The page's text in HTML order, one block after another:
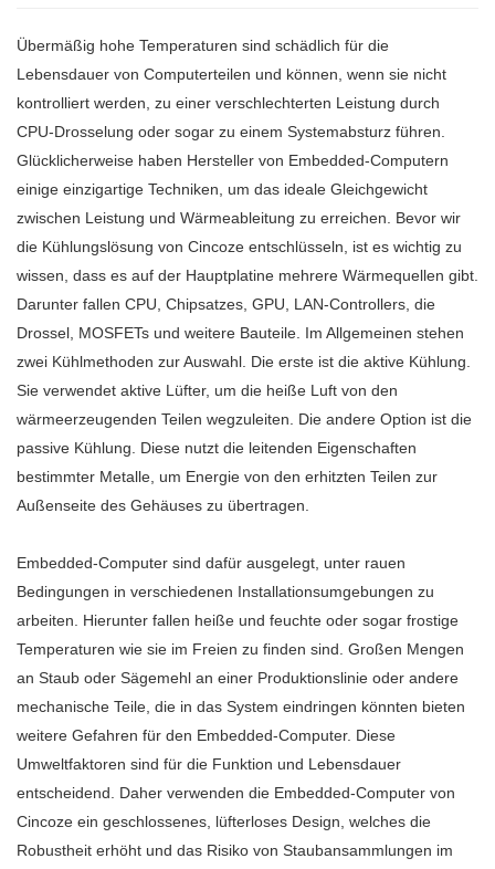
Übermäßig hohe Temperaturen sind schädlich für die
Lebensdauer von Computerteilen und können, wenn sie nicht
kontrolliert werden, zu einer verschlechterten Leistung durch
CPU-Drosselung oder sogar zu einem Systemabsturz führen.
Glücklicherweise haben Hersteller von Embedded-Computern
einige einzigartige Techniken, um das ideale Gleichgewicht
zwischen Leistung und Wärmeableitung zu erreichen. Bevor wir
die Kühlungslösung von Cincoze entschlüsseln, ist es wichtig zu
wissen, dass es auf der Hauptplatine mehrere Wärmequellen gibt.
Darunter fallen CPU, Chipsatzes, GPU, LAN-Controllers, die
Drossel, MOSFETs und weitere Bauteile. Im Allgemeinen stehen
zwei Kühlmethoden zur Auswahl. Die erste ist die aktive Kühlung.
Sie verwendet aktive Lüfter, um die heiße Luft von den
wärmeerzeugenden Teilen wegzuleiten. Die andere Option ist die
passive Kühlung. Diese nutzt die leitenden Eigenschaften
bestimmter Metalle, um Energie von den erhitzten Teilen zur
Außenseite des Gehäuses zu übertragen.
Embedded-Computer sind dafür ausgelegt, unter rauen
Bedingungen in verschiedenen Installationsumgebungen zu
arbeiten. Hierunter fallen heiße und feuchte oder sogar frostige
Temperaturen wie sie im Freien zu finden sind. Großen Mengen
an Staub oder Sägemehl an einer Produktionslinie oder andere
mechanische Teile, die in das System eindringen könnten bieten
weitere Gefahren für den Embedded-Computer. Diese
Umweltfaktoren sind für die Funktion und Lebensdauer
entscheidend. Daher verwenden die Embedded-Computer von
Cincoze ein geschlossenes, lüfterloses Design, welches die
Robustheit erhöht und das Risiko von Staubansammlungen im